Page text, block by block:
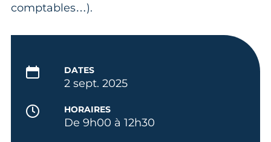
comptables…).
DATES
2 sept. 2025
HORAIRES
De 9h00 à 12h30